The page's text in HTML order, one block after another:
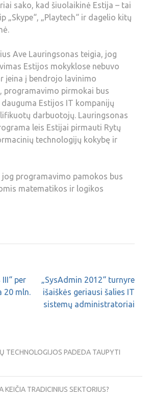
sako, kad šiuolaikinė Estija – tai
„Skype“, „Playtech“ ir dagelio kitų
Ave Lauringsonas teigia, jog
Estijos mokyklose nebuvo
įeina į bendrojo lavinimo
programavimo pirmokai bus
Estijos IT kompanijų
darbuotojų. Lauringsonas
leis Estijai pirmauti Rytų
technologijų kokybę ir
jog programavimo pamokos bus
matematikos ir logikos
III“ per
20 mln.
„SysAdmin 2012“ turnyre
išaiškės geriausi šalies IT
sistemų administratoriai
TECHNOLOGIJOS PADEDA TAUPYTI
KEIČIA TRADICINIUS SEKTORIUS?